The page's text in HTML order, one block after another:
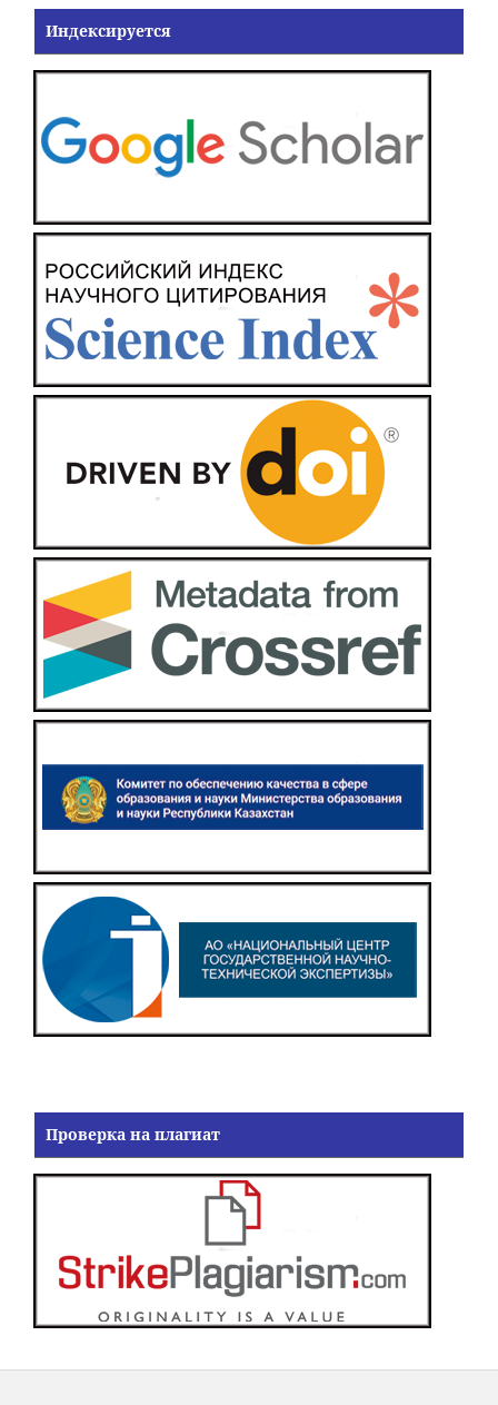
Индексируется
Проверка на плагиат